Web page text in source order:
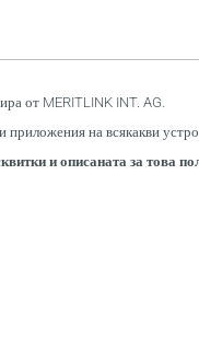
от MERITLINK INT. AG.
на всякакви
и описаната за това